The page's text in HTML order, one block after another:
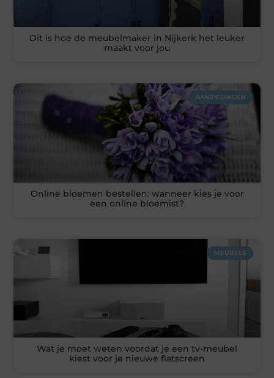
Dit is hoe de meubelmaker in Nijkerk het leuker
maakt voor jou
AANBIEDINGEN
Online bloemen bestellen: wanneer kies je voor
een online bloemist?
MEUBELS
Wat je moet weten voordat je een tv-meubel
kiest voor je nieuwe flatscreen